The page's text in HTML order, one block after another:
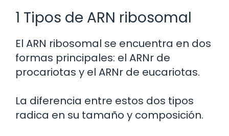
1 Tipos de ARN ribosomal
El ARN ribosomal se encuentra en dos
formas principales: el ARNr de
procariotas y el ARNr de eucariotas.
La diferencia entre estos dos tipos
radica en su tamaño y composición.